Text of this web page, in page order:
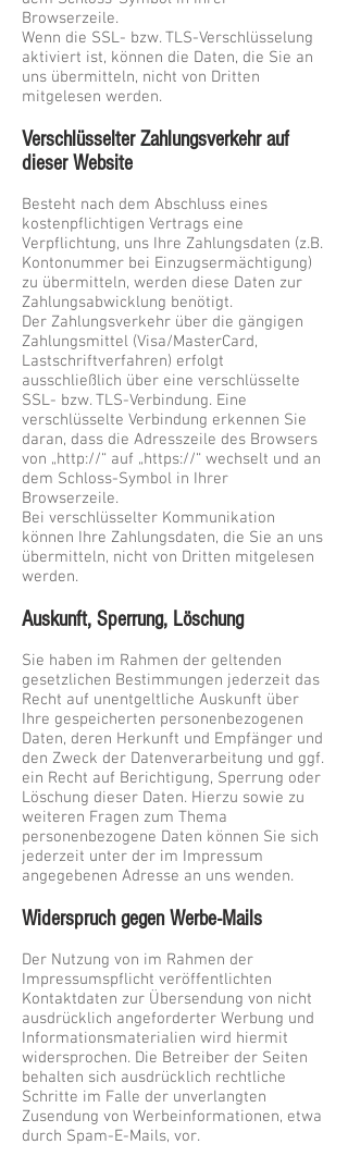
Browserzeile.
Wenn die SSL- bzw. TLS-Verschlüsselung
aktiviert ist, können die Daten, die Sie an
uns übermitteln, nicht von Dritten
mitgelesen werden.
Verschlüsselter Zahlungsverkehr auf
dieser Website
Besteht nach dem Abschluss eines
kostenpflichtigen Vertrags eine
Verpflichtung, uns Ihre Zahlungsdaten (z.B.
Kontonummer bei Einzugsermächtigung)
zu übermitteln, werden diese Daten zur
Zahlungsabwicklung benötigt.
Der Zahlungsverkehr über die gängigen
Zahlungsmittel (Visa/MasterCard,
Lastschriftverfahren) erfolgt
ausschließlich über eine verschlüsselte
SSL- bzw. TLS-Verbindung. Eine
verschlüsselte Verbindung erkennen Sie
daran, dass die Adresszeile des Browsers
von „http://“ auf „https://“ wechselt und an
dem Schloss-Symbol in Ihrer
Browserzeile.
Bei verschlüsselter Kommunikation
können Ihre Zahlungsdaten, die Sie an uns
übermitteln, nicht von Dritten mitgelesen
werden.
Auskunft, Sperrung, Löschung
Sie haben im Rahmen der geltenden
gesetzlichen Bestimmungen jederzeit das
Recht auf unentgeltliche Auskunft über
Ihre gespeicherten personenbezogenen
Daten, deren Herkunft und Empfänger und
den Zweck der Datenverarbeitung und ggf.
ein Recht auf Berichtigung, Sperrung oder
Löschung dieser Daten. Hierzu sowie zu
weiteren Fragen zum Thema
personenbezogene Daten können Sie sich
jederzeit unter der im Impressum
angegebenen Adresse an uns wenden.
Widerspruch gegen Werbe-Mails
Der Nutzung von im Rahmen der
Impressumspflicht veröffentlichten
Kontaktdaten zur Übersendung von nicht
ausdrücklich angeforderter Werbung und
Informationsmaterialien wird hiermit
widersprochen. Die Betreiber der Seiten
behalten sich ausdrücklich rechtliche
Schritte im Falle der unverlangten
Zusendung von Werbeinformationen, etwa
durch Spam-E-Mails, vor.